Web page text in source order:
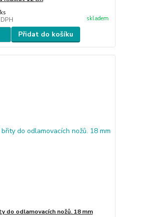
ks
skladem
Přidat do košíku
do odlamovacích nožů. 18 mm